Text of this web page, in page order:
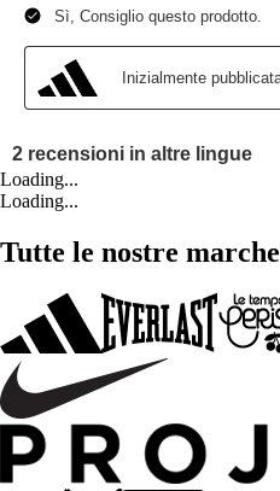
Loading...
Loading...
Tutte le nostre marche